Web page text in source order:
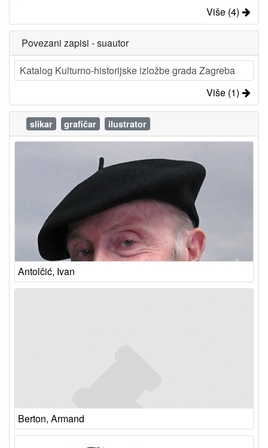
Više (4)
Povezani zapisi - suautor
Katalog Kulturno-historijske izložbe grada Zagreba
Više (1)
slikar grafičar ilustrator
Antolčić, Ivan
Berton, Armand